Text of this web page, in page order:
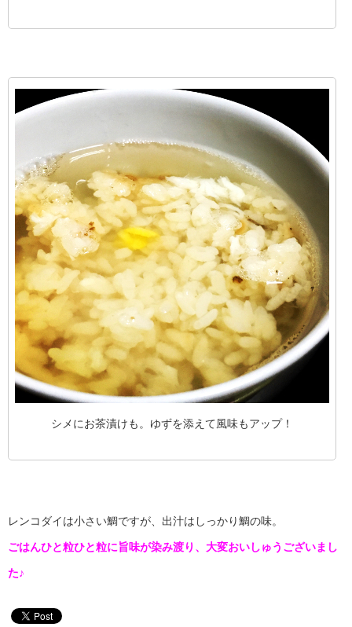
シメにお茶漬けも。ゆずを添えて風味もアップ！
レンコダイは小さい鯛ですが、出汁はしっかり鯛の味。
ごはんひと粒ひと粒に旨味が染み渡り、大変おいしゅうございまし
た♪